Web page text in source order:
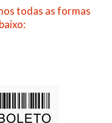
todas as formas